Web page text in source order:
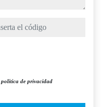
política de privacidad